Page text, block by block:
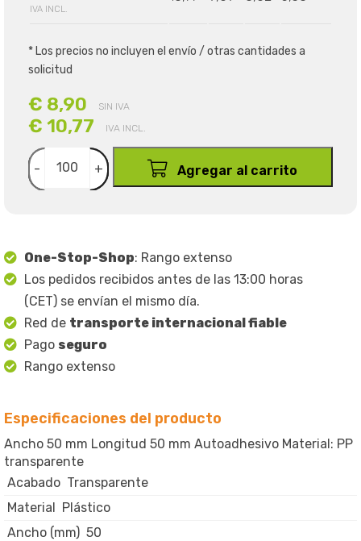
IVA INCL.
* Los precios no incluyen el envío / otras cantidades a
solicitud
€ 8,90 SIN IVA
€ 10,77 IVA INCL.
- + Agregar al carrito
One-Stop-Shop: Rango extenso
Los pedidos recibidos antes de las 13:00 horas
(CET) se envían el mismo día.
Red de transporte internacional fiable
Pago seguro
Rango extenso
Especificaciones del producto
Ancho 50 mm Longitud 50 mm Autoadhesivo Material: PP
transparente
Acabado Transparente
Material Plástico
Ancho (mm) 50